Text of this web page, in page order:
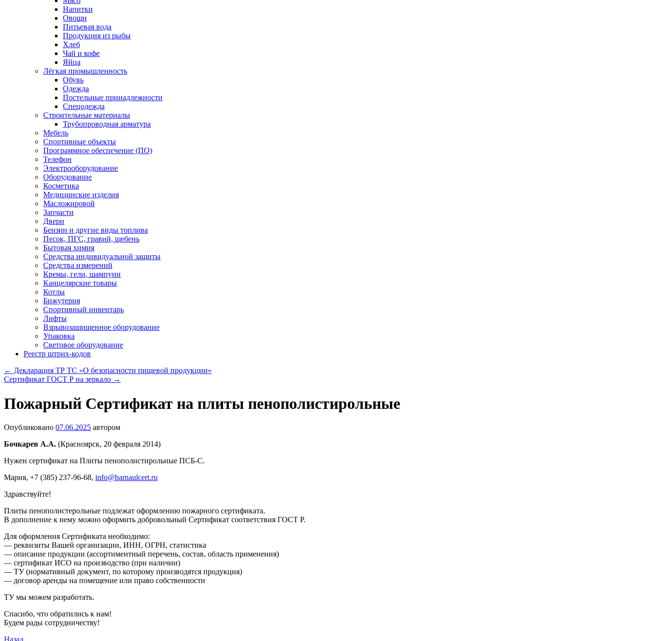
Напитки
Овощи
Питьевая вода
Продукция из рыбы
Хлеб
Чай и кофе
Яйца
Лёгкая промышленность
Обувь
Одежда
Постельные принадлежности
Спецодежда
Строительные материалы
Трубопроводная арматура
Мебель
Спортивные объекты
Программное обеспечение (ПО)
Телефон
Электрооборудование
Оборудование
Косметика
Медицинские изделия
Масложировой
Запчасти
Двери
Бензин и другие виды топлива
Песок, ПГС, гравий, щебень
Бытовая химия
Средства индивидуальной защиты
Средства измерений
Кремы, гели, шампуни
Канцелярские товары
Котлы
Бижутерия
Спортивный инвентарь
Лифты
Взрывозащищенное оборудование
Упаковка
Световое оборудование
Реестр штрих-кодов
← Декларация ТР ТС «О безопасности пищевой продукции»
Сертификат ГОСТ Р на зеркало →
Пожарный Сертификат на плиты пенополистирольные
Опубликовано 07.06.2025 автором
Бочкарев А.А. (Красноярск, 20 февраля 2014)
Нужен сертификат на Плиты пенополистирольные ПСБ-С.
Мария, +7 (385) 237-96-68, info@barnaulcert.ru
Здравствуйте!
Плиты пенополистерольные подлежат оформлению пожарного сертификата.
В дополнение к нему можно оформить добровольный Сертификат соответствия ГОСТ Р.
Для оформления Сертификата необходимо:
— реквизиты Вашей организации, ИНН, ОГРН, статистика
— описание продукции (ассортиментный перечень, состав, область применения)
— сертификат ИСО на производство (при наличии)
— ТУ (нормативный документ, по которому производятся продукция)
— договор аренды на помещение или право собственности
ТУ мы можем разработать.
Спасибо, что обратились к нам!
Будем рады сотрудничеству!
Назад